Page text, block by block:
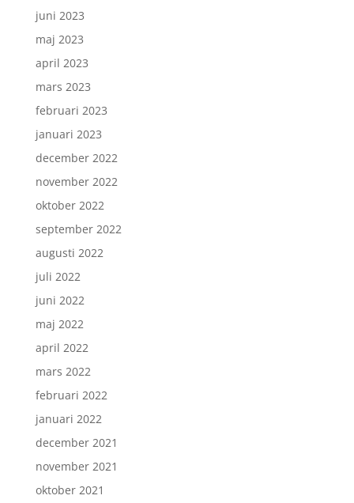
juni 2023
maj 2023
april 2023
mars 2023
februari 2023
januari 2023
december 2022
november 2022
oktober 2022
september 2022
augusti 2022
juli 2022
juni 2022
maj 2022
april 2022
mars 2022
februari 2022
januari 2022
december 2021
november 2021
oktober 2021